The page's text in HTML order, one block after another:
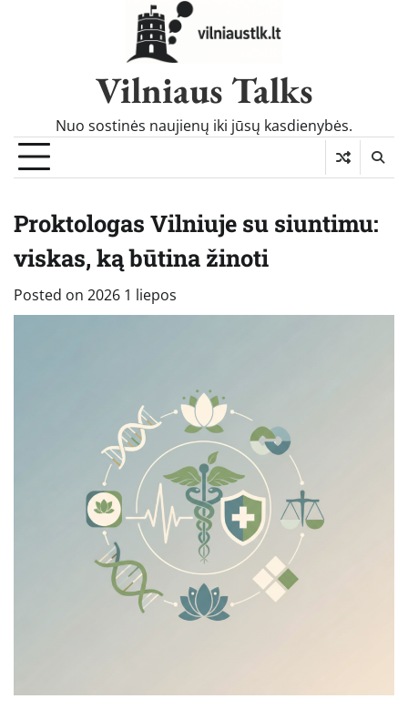
Vilniaus Talks
Nuo sostinės naujienų iki jūsų kasdienybės.
Proktologas Vilniuje su siuntimu:
viskas, ką būtina žinoti
Posted on 2026 1 liepos